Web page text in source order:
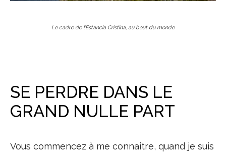
Le cadre de l’Estancia Cristina, au bout du monde
SE PERDRE DANS LE
GRAND NULLE PART
Vous commencez à me connaitre, quand je suis